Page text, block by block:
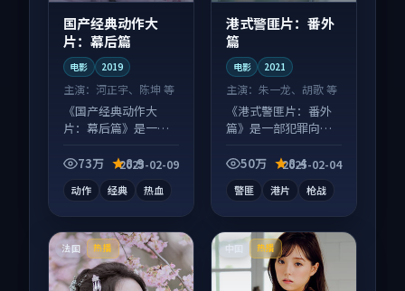
国产经典动作大
片：幕后篇
电影 2019
主演： 河正宇、陈坤 等
《国产经典动作大
片：幕后篇》是一部
人物成长为内核，情
73万 8.9
2025-02-09
动作 经典 热血
港式警匪片：番外
篇
电影 2021
主演：朱一龙、胡歌 等
《港式警匪片：番外
篇》是一部犯罪向电
观看，细节更丰富。
50万 8.4
2025-02-04
警匪 港片 枪战
法国 热播 中国 热播